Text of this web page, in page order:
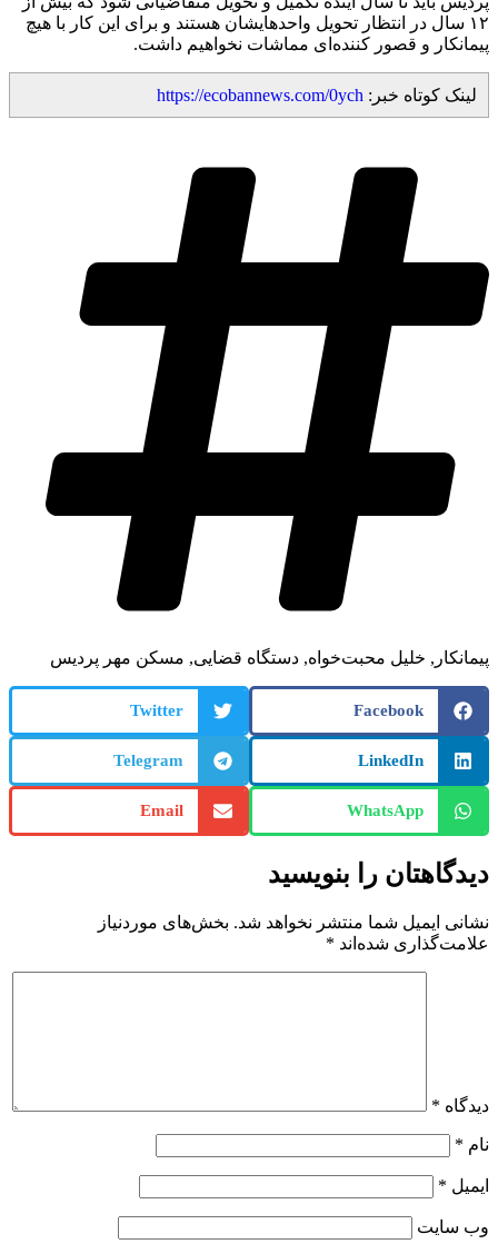
۱۲ سال در انتظار تحویل واحدهایشان هستند و برای این کار با هیچ
پیمانکار و قصور کننده‌ای مماشات نخواهیم داشت.
لینک کوتاه خبر: https://ecobannews.com/0ych
پیمانکار , خلیل محبت‌خواه, دستگاه قضایی, مسکن مهر پردیس
Facebook
Twitter
LinkedIn
Telegram
WhatsApp
Email
دیدگاهتان را بنویسید
نشانی ایمیل شما منتشر نخواهد شد. بخش‌های موردنیاز
علامت‌گذاری شده‌اند *
دیدگاه *
نام *
ایمیل *
وب‌ سایت